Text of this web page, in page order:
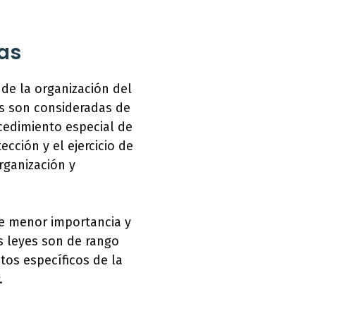
la organización del
son consideradas de
especial de
y el ejercicio de
y
menor importancia y
leyes son de rango
específicos de la